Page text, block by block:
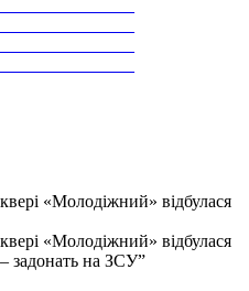
«Молодіжний» відбулася
«Молодіжний» відбулася
задонать на ЗСУ”